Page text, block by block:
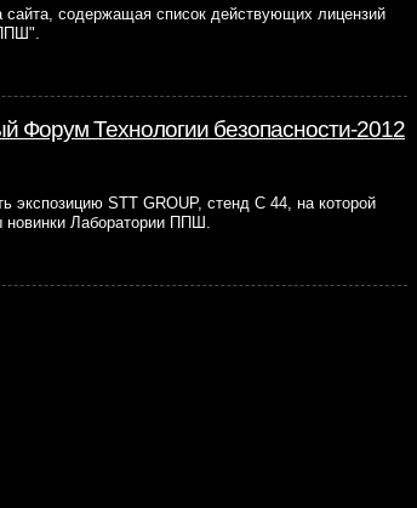
сайта, содержащая список действующих лицензий
Форум Технологии безопасности-2012
экспозицию STT GROUP, стенд С 44, на которой
новинки Лаборатории ППШ.